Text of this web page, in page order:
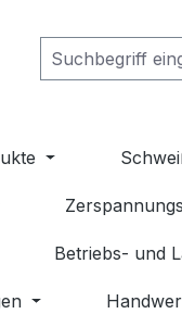
Betriebs- und